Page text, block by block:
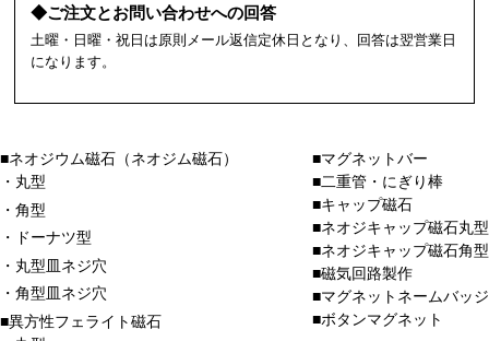
◆ご注文とお問い合わせへの回答
土曜・日曜・祝日は原則メール返信定休日となり、回答は翌営業日
になります。
■ネオジウム磁石（ネオジム磁石）
・丸型
・角型
・ドーナツ型
・丸型皿ネジ穴
・角型皿ネジ穴
■異方性フェライト磁石
■マグネットバー
■二重管・にぎり棒
■キャップ磁石
■ネオジキャップ磁石丸型
■ネオジキャップ磁石角型
■磁気回路製作
■マグネットネームバッジ
■ボタンマグネット